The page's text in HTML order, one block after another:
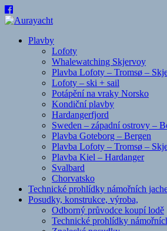
Přeskočit
na
Plavby
Lofoty
Whalewatching Skjervoy
Plavba Lofoty – Tromsø –
Lofoty – ski + sail
Potápění na vraky Norsko
Kondiční plavby
Hardangerfjord
Sweden – západní ostrovy –
Plavba Goteborg – Bergen
Plavba Lofoty – Tromsø –
Plavba Kiel – Hardanger
Svalbard
Chorvatsko
Technické prohlídky námořních
Posudky, konstrukce, výroba,
Odborný průvodce koupí lodě
Technické prohlídky